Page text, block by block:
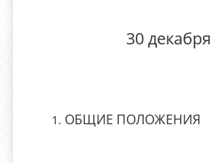
30
ОБЩИЕ ПОЛОЖЕНИЯ